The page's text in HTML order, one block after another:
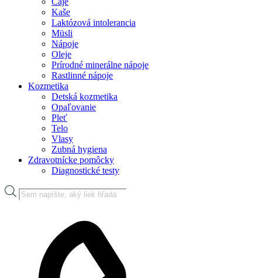
Kaše
Laktózová intolerancia
Müsli
Nápoje
Oleje
Prírodné minerálne nápoje
Rastlinné nápoje
Kozmetika
Detská kozmetika
Opaľovanie
Pleť
Telo
Vlasy
Zubná hygiena
Zdravotnícke pomôcky
Diagnostické testy
Products
search